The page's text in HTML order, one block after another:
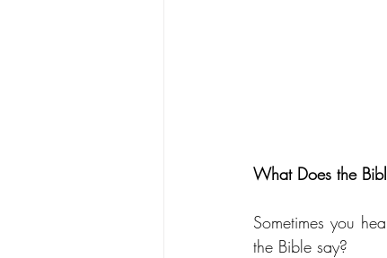
What Does the
Sometimes you
the Bible say?